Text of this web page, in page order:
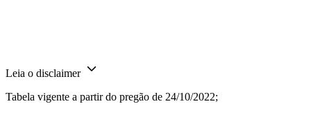
Leia o disclaimer
Tabela vigente a partir do pregão de 24/10/2022;